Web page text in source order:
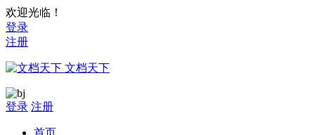
欢迎光临！
登录
注册
文档天下
登录 注册
首页